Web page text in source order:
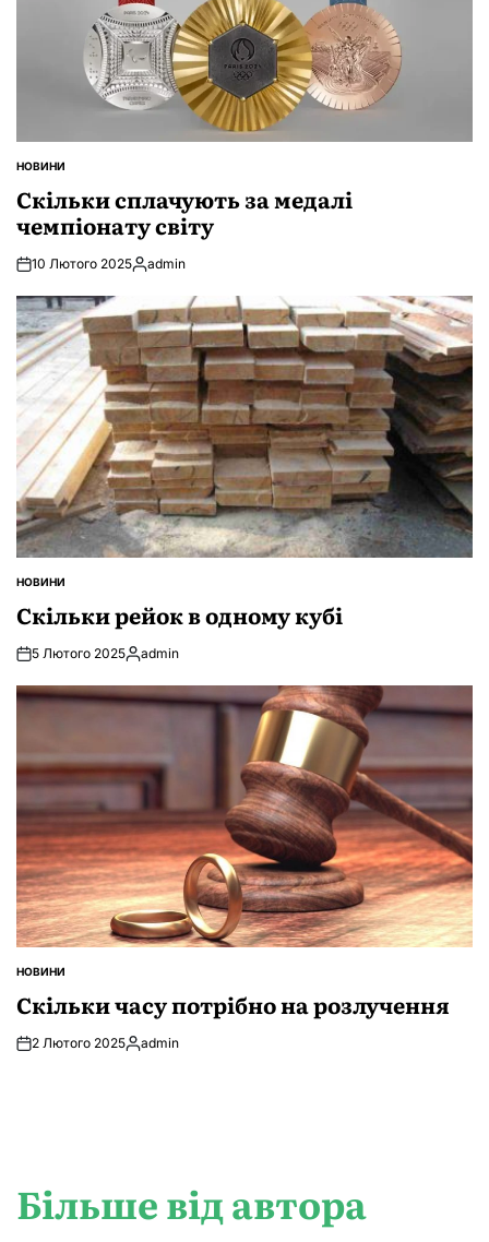
ОПУБЛІКУВАТИ
НОВИНИ
Скільки сплачують за медалі
чемпіонату світу
10 Лютого 2025Опубліковано
admin
ОПУБЛІКУВАТИ
НОВИНИ
Скільки рейок в одному кубі
5 Лютого 2025Опубліковано
admin
ОПУБЛІКУВАТИ
НОВИНИ
Скільки часу потрібно на розлучення
2 Лютого 2025Опубліковано
admin
Більше від автора